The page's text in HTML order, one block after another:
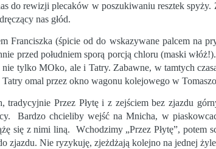
do rewizji plecaków w poszukiwaniu resztek
nas głód.
Franciszka (śpicie od do wskazywane palcem na
przed południem sporą porcją chloru (maski
tylko MOko, ale i Tatry. Zabawne, w tamtych
omal przez okno wagonu kolejowego w
tradycyjnie Przez Płytę i z zejściem bez zjazdu
Bardzo chcieliby wejść na Mnicha, w
się z nimi liną.
Wchodzimy „Przez Płytę”, potem
zjazdu. Nie ryzykuję, zjeżdżają kolejno na jednej